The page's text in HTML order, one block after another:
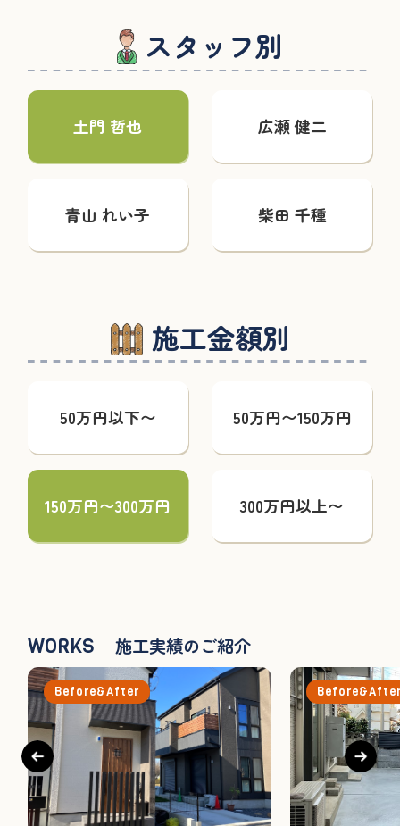
スタッフ別
土門 哲也 広瀬 健二
青山 れい子 柴田 千種
施工金額別
50万円以下〜 50万円〜150万円
150万円〜300万円 300万円以上〜
WORKS 施工実績のご紹介
Before&After